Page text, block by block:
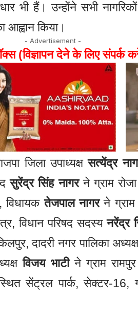
भी हैं। उन्होंने सभी
किया।
- Advertisement -
(विज्ञापन देने के लिए संपर्क
जिला उपाध्यक्षसत्येंद्र
सुरेंद्र सिंह नागरने ग्राम
विधायकतेजपाल नागरने ग्राम
विधान परिषद सदस्यनरेंद्र
दादरी नगर पालिका
विजय भाटीने ग्राम रामपुर
सेंट्रल पार्क, सेक्टर-16,